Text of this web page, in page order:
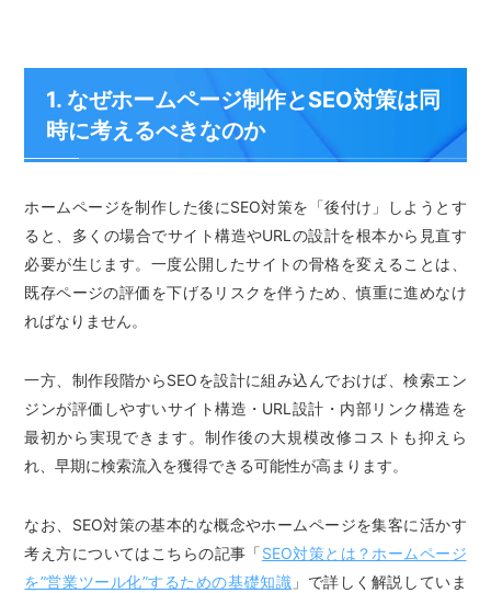
1. なぜホームページ制作とSEO対策は同
時に考えるべきなのか
ホームページを制作した後にSEO対策を「後付け」しようとす
ると、多くの場合でサイト構造やURLの設計を根本から見直す
必要が生じます。一度公開したサイトの骨格を変えることは、
既存ページの評価を下げるリスクを伴うため、慎重に進めなけ
ればなりません。
一方、制作段階からSEOを設計に組み込んでおけば、検索エン
ジンが評価しやすいサイト構造・URL設計・内部リンク構造を
最初から実現できます。制作後の大規模改修コストも抑えら
れ、早期に検索流入を獲得できる可能性が高まります。
なお、SEO対策の基本的な概念やホームページを集客に活かす
考え方についてはこちらの記事「SEO対策とは？ホームページ
を”営業ツール化”するための基礎知識 」で詳しく解説していま